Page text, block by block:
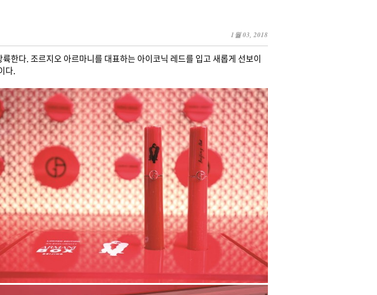
1월 03, 2018
한다. 조르지오 아르마니를 대표하는 아이코닉 레드를 입고 새롭게 선보이
다.